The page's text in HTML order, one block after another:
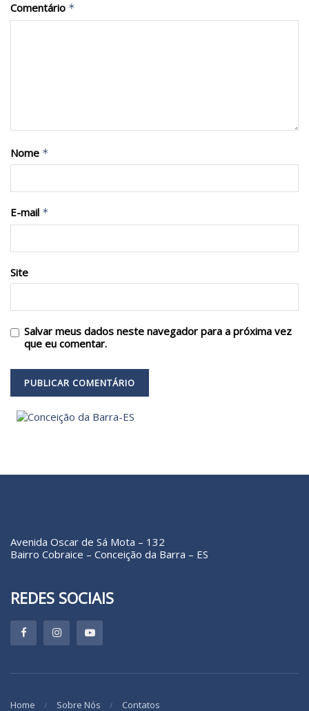
Comentário *
Nome *
E-mail *
Site
Salvar meus dados neste navegador para a próxima vez
que eu comentar.
Avenida Oscar de Sá Mota – 132
Bairro Cobraice – Conceição da Barra – ES
REDES SOCIAIS
Home Sobre Nós Contatos